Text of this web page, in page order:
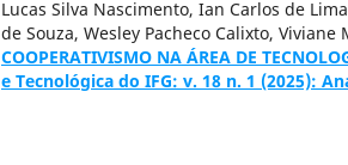
Lucas Silva Nascimento, Ian Carlos de
de Souza, Wesley Pacheco Calixto, Viviane
COOPERATIVISMO NA ÁREA DE
e Tecnológica do IFG: v. 18 n. 1 (2025):